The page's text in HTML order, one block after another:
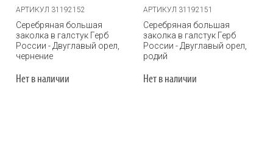
АРТИКУЛ 31192152
Серебряная большая
заколка в галстук Герб
России - Двуглавый орел,
чернение
Нет в наличии
АРТИКУЛ 31192151
Серебряная большая
заколка в галстук Герб
России - Двуглавый орел,
родий
Нет в наличии